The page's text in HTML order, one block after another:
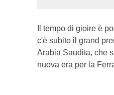
Il tempo di gioire è
c'è subito il grand
Arabia Saudita, che
nuova era per la